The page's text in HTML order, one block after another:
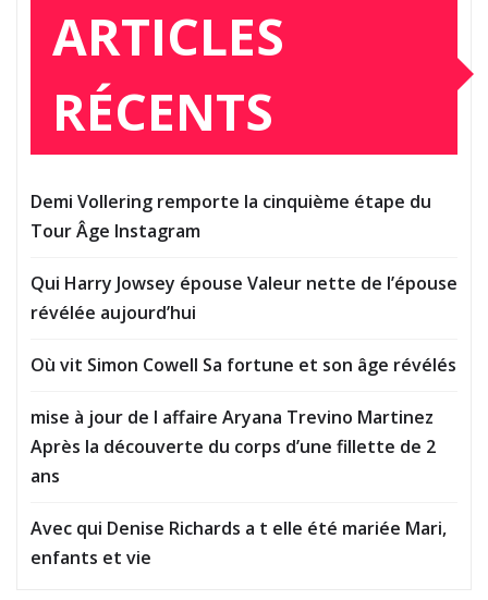
ARTICLES
RÉCENTS
Demi Vollering remporte la cinquième étape du
Tour Âge Instagram
Qui Harry Jowsey épouse Valeur nette de l’épouse
révélée aujourd’hui
Où vit Simon Cowell Sa fortune et son âge révélés
mise à jour de l affaire Aryana Trevino Martinez
Après la découverte du corps d’une fillette de 2
ans
Avec qui Denise Richards a t elle été mariée Mari,
enfants et vie